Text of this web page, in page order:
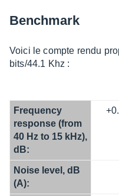
Bench­mark
Voici le compte rendu
bits/44.1 Khz :
Frequency
response (from
40 Hz to 15 kHz),
dB:
Noise level, dB
(A):